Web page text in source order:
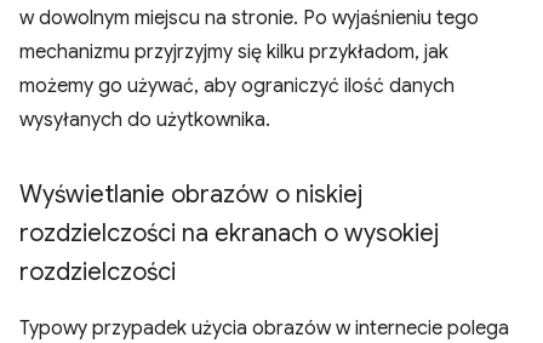
w dowolnym miejscu na stronie. Po wyjaśnieniu tego
mechanizmu przyjrzyjmy się kilku przykładom, jak
możemy go używać, aby ograniczyć ilość danych
wysyłanych do użytkownika.
Wyświetlanie obrazów o niskiej
rozdzielczości na ekranach o wysokiej
rozdzielczości
Typowy przypadek użycia obrazów w internecie polega